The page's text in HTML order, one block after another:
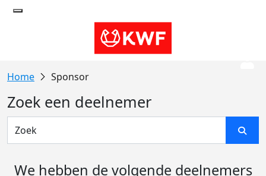
Sponsor
Zoek een deelnemer
We hebben de volgende deelnemers